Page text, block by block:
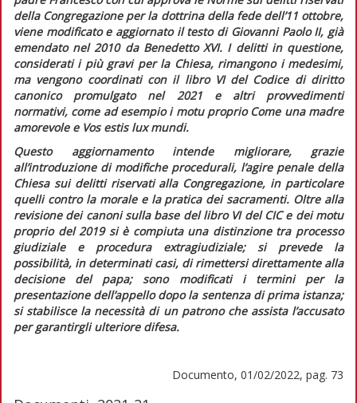
della Congregazione per la dottrina della fede dell’11 ottobre,
viene modificato e aggiornato il testo di Giovanni Paolo II, già
emendato nel 2010 da Benedetto XVI. I delitti in questione,
considerati i più gravi per la Chiesa, rimangono i medesimi,
ma vengono coordinati con il libro VI del Codice di diritto
canonicopromulgato nel 2021 e altri provvedimenti
normativi, come ad esempio i motu proprioCome una madre
amorevolee Vos estis lux mundi.
Questo aggiornamento intende migliorare, grazie
all’introduzione di modifiche procedurali, l’agire penale della
Chiesa sui delitti riservati alla Congregazione, in particolare
quelli contro la morale e la pratica dei sacramenti. Oltre alla
revisione dei canoni sulla base del libro VI del CICe dei motu
proprio del 2019 si è compiuta una distinzione tra processo
giudiziale e procedura extragiudiziale; si prevede la
possibilità, in determinati casi, di rimettersi direttamente alla
decisione del papa; sono modificati i termini per la
presentazione dell’appello dopo la sentenza di prima istanza;
si stabilisce la necessità di un patrono che assista l’accusato
per garantirgli ulteriore difesa.
Documento, 01/02/2022, pag. 73